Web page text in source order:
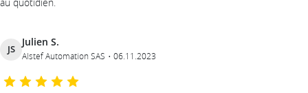
JS
Julien S.
Alstef Automation SAS 06.11.2023